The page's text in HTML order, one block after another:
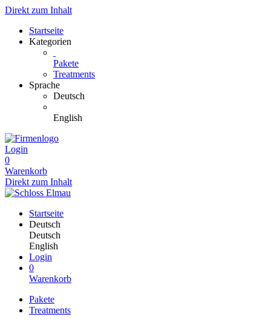
Direkt zum Inhalt
Startseite
Kategorien
Pakete
Treatments
Sprache
Deutsch
English
Login
0
Warenkorb
Direkt zum Inhalt
Startseite
Deutsch
Deutsch
English
Login
0
Warenkorb
Pakete
Treatments